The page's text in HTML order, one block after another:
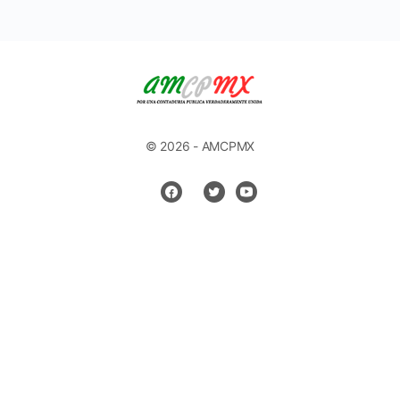
© 2026 - AMCPMX